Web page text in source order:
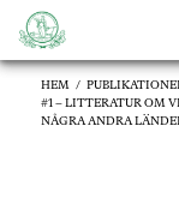
HEM /
#1 – LITTERATUR OM
NÅGRA ANDRA